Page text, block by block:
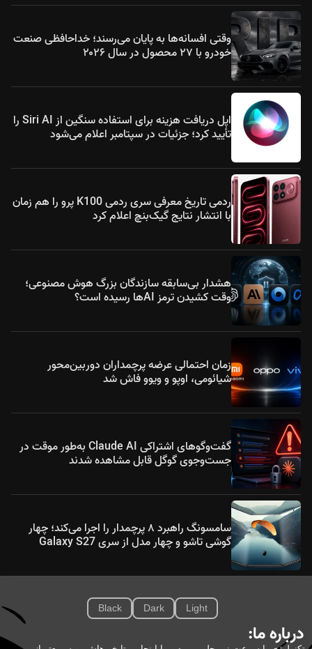
وقتی افسانه‌ها به پایان می‌رسند؛ خداحافظی صنعت
خودرو با ۲۷ محصول در سال ۲۰۲۶
اپل دریافت هزینه برای استفاده سنگین از Siri AI را
تأیید کرد؛ جزئیات در سپتامبر اعلام می‌شود
ردمی تاریخ معرفی سری ردمی K100 پرو را هم زمان
با انتشار نتایج گیک‌بنچ اعلام کرد
هشدار بی‌سابقه سازندگان بزرگ هوش مصنوعی؛
وقت کشیدن ترمز AIها رسیده است؟
زمان احتمالی عرضه پرچمداران دوربین‌محور
شیائومی، اوپو و ویوو فاش شد
گفت‌وگوهای اشتراکی Claude AI به‌طور موقت در
جست‌وجوی گوگل قابل مشاهده شدند
سامسونگ راهبرد ۸ پرچمدار را اجرا می‌کند؛ چهار
گوشی تاشو و چهار مدل از سری Galaxy S27
Light
Dark
Black
درباره ما: